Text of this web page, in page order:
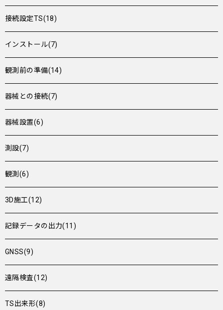
接続設定TS(18)
インストール(7)
観測前の準備(14)
器械との接続(7)
器械設置(6)
測設(7)
観測(6)
3D施工(12)
記録データの出力(11)
GNSS(9)
遠隔検査(12)
TS出来形(8)